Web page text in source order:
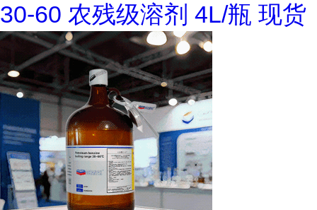
30-60 农残级溶剂 4L/瓶 现货